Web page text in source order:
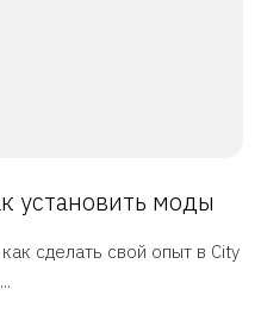
установить моды
сделать свой опыт в City